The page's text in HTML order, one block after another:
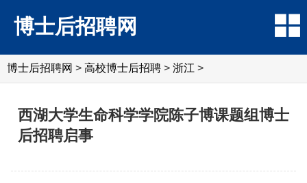
博士后招聘网
博士后招聘网 > 高校博士后招聘 > 浙江 >
西湖大学生命科学学院陈子博课题组博士
后招聘启事